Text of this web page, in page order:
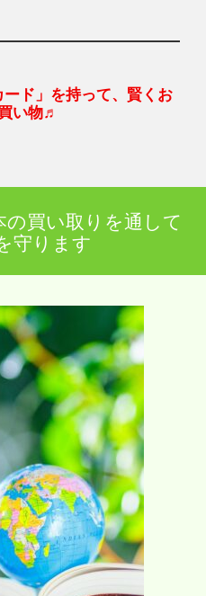
ード」を持って、賢くお
い物♬
買い取りを通して
守ります